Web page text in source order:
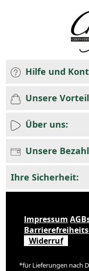
Hilfe und
Unsere
Über uns:
Unsere
Ihre Sicherheit:
Impressum
Widerruf
*für Lieferungen nach